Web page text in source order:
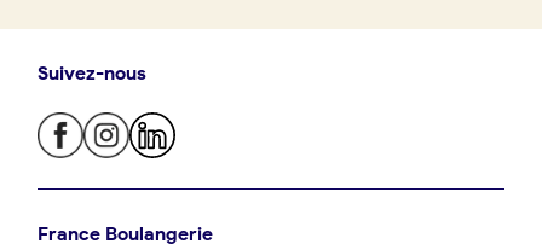
Je trouve ma boulangerie
Suivez-nous
France Boulangerie